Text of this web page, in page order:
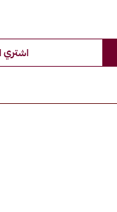
اشتري